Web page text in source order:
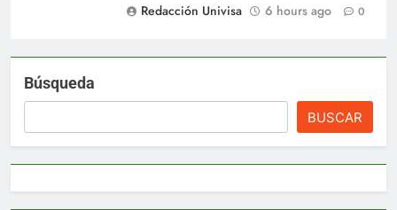
Redacción Univisa
6 hours ago 0
Búsqueda
BUSCAR